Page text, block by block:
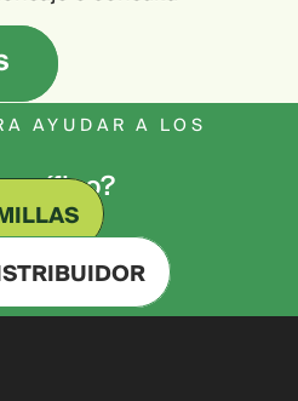
AYUDAR A LOS